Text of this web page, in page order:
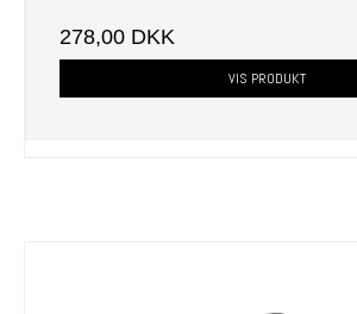
278,00 DKK
VIS PRODUKT